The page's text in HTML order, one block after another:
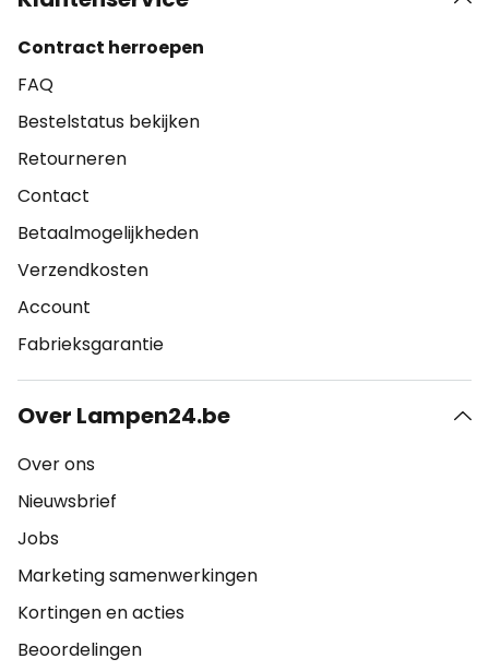
Contract herroepen
FAQ
Bestelstatus bekijken
Retourneren
Contact
Betaalmogelijkheden
Verzendkosten
Account
Fabrieksgarantie
Over Lampen24.be
Over ons
Nieuwsbrief
Jobs
Marketing samenwerkingen
Kortingen en acties
Beoordelingen